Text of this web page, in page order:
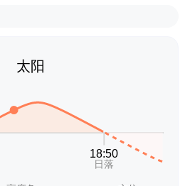
太阳